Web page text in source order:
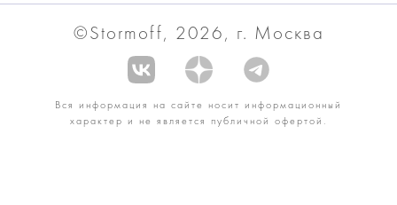
©Stormoff, 2026, г. Москва
Вся информация на сайте носит информационный
характер и не является публичной офертой.